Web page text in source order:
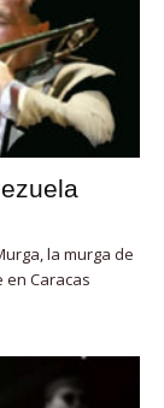
la murga de
en Caracas